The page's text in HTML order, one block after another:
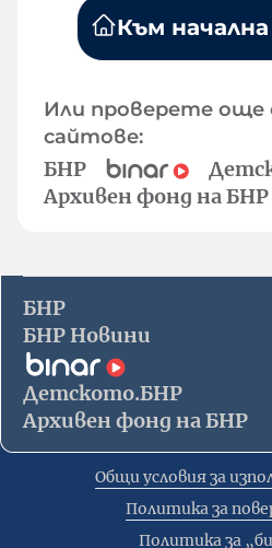
Към
Или проверете
сайтове:
БНР
Архивен фонд на БНР
БНР
БНР Новини
Детското.БНР
Архивен фонд на БНР
Общи условия за
Политика за
Политика за